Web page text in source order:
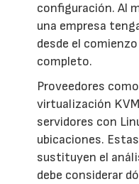
configuración. Al
una empresa
desde el
completo.
Proveedores como
virtualización
servidores con
ubicaciones.
sustituyen el
debe considerar